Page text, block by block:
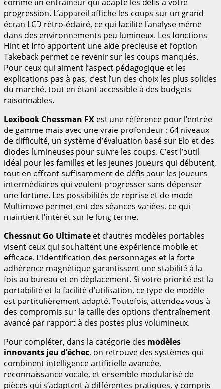
comme un entraîneur qui adapte les défis à votre
progression. L’appareil affiche les coups sur un grand
écran LCD rétro-éclairé, ce qui facilite l’analyse même
dans des environnements peu lumineux. Les fonctions
Hint et Info apportent une aide précieuse et l’option
Takeback permet de revenir sur les coups manqués.
Pour ceux qui aiment l’aspect pédagogique et les
explications pas à pas, c’est l’un des choix les plus solides
du marché, tout en étant accessible à des budgets
raisonnables.
Lexibook Chessman FX est une référence pour l’entrée
de gamme mais avec une vraie profondeur : 64 niveaux
de difficulté, un système d’évaluation basé sur Elo et des
diodes lumineuses pour suivre les coups. C’est l’outil
idéal pour les familles et les jeunes joueurs qui débutent,
tout en offrant suffisamment de défis pour les joueurs
intermédiaires qui veulent progresser sans dépenser
une fortune. Les possibilités de reprise et de mode
Multimove permettent des séances variées, ce qui
maintient l’intérêt sur le long terme.
Chessnut Go Ultimate et d’autres modèles portables
visent ceux qui souhaitent une expérience mobile et
efficace. L’identification des personnages et la forte
adhérence magnétique garantissent une stabilité à la
fois au bureau et en déplacement. Si votre priorité est la
portabilité et la facilité d’utilisation, ce type de modèle
est particulièrement adapté. Toutefois, attendez-vous à
des compromis sur la taille des options d’entraînement
avancé par rapport à des postes plus volumineux.
Pour compléter, dans la catégorie des modèles
innovants jeu d’échec, on retrouve des systèmes qui
combinent intelligence artificielle avancée,
reconnaissance vocale, et ensemble modularisé de
pièces qui s’adaptent à différentes pratiques, y compris